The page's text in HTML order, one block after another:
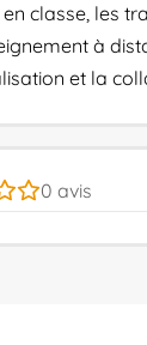
classe, les
à
et la
0 avis